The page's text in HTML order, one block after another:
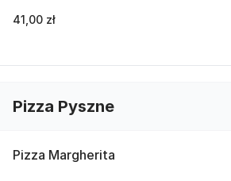
41,00 zł
Pizza Pyszne
Pizza Margherita